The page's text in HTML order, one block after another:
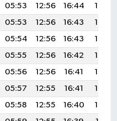
05:53 12:56 16:44
19:50
05:53 12:56 16:43
19:49
05:54 12:56 16:43
19:48
05:55 12:56 16:42
19:46
05:56 12:56 16:41
19:45
05:57 12:55 16:41
19:43
05:58 12:55 16:40
19:42